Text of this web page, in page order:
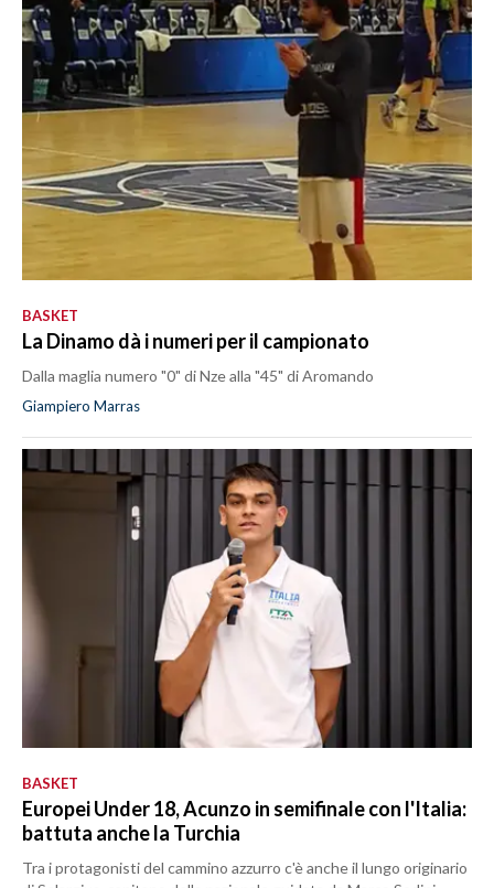
BASKET
La Dinamo dà i numeri per il campionato
Dalla maglia numero "0" di Nze alla "45" di Aromando
Giampiero Marras
BASKET
Europei Under 18, Acunzo in semifinale con l'Italia:
battuta anche la Turchia
Tra i protagonisti del cammino azzurro c'è anche il lungo originario